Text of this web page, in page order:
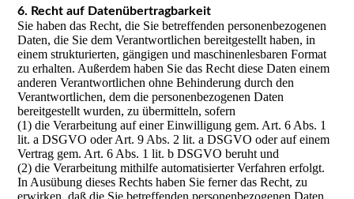
6. Recht auf Datenübertragbarkeit
Sie haben das Recht, die Sie betreffenden personenbezogenen
Daten, die Sie dem Verantwortlichen bereitgestellt haben, in
einem strukturierten, gängigen und maschinenlesbaren Format
zu erhalten. Außerdem haben Sie das Recht diese Daten einem
anderen Verantwortlichen ohne Behinderung durch den
Verantwortlichen, dem die personenbezogenen Daten
bereitgestellt wurden, zu übermitteln, sofern
(1) die Verarbeitung auf einer Einwilligung gem. Art. 6 Abs. 1
lit. a DSGVO oder Art. 9 Abs. 2 lit. a DSGVO oder auf einem
Vertrag gem. Art. 6 Abs. 1 lit. b DSGVO beruht und
(2) die Verarbeitung mithilfe automatisierter Verfahren erfolgt.
In Ausübung dieses Rechts haben Sie ferner das Recht, zu
erwirken, daß die Sie betreffenden personenbezogenen Daten